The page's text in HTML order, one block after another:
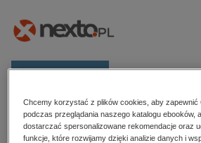
Kategorie
Zobacz wszystkie E-prasa
Strona główna Wioletta Tomala-
Chcemy korzystać z plików cookies, aby zapewnić
podczas przeglądania naszego katalogu ebooków,
dostarczać spersonalizowane rekomendacje oraz
funkcje, które rozwijamy dzięki analizie danych i